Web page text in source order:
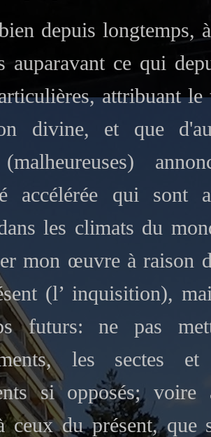
depuis longtemps,
auparavant ce qui
attribuant
divine, et que
(malheureuses)
accélérée qui sont
les climats du
mon œuvre à raison
(l’ inquisition),
futurs: ne pas
les sectes
si opposés; voire
ceux du présent, que